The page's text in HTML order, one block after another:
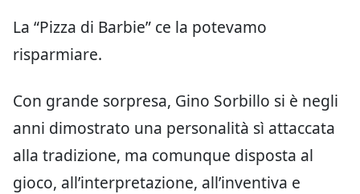
La “Pizza di Barbie” ce la potevamo
risparmiare.
Con grande sorpresa, Gino Sorbillo si è negli
anni dimostrato una personalità sì attaccata
alla tradizione, ma comunque disposta al
gioco, all’interpretazione, all’inventiva e